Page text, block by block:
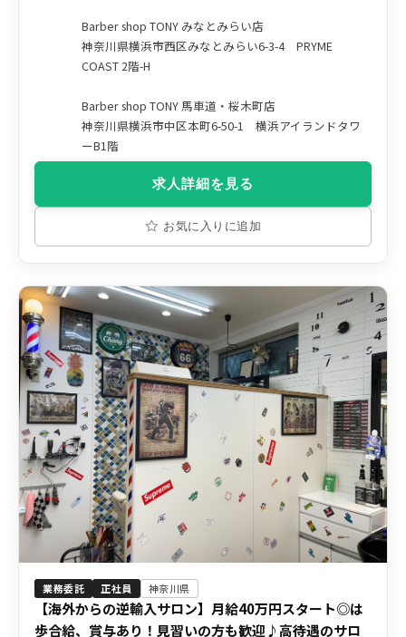
Barber shop TONY みなとみらい店
神奈川県横浜市西区みなとみらい6-3-4 PRYME
COAST 2階-H
Barber shop TONY 馬車道・桜木町店
神奈川県横浜市中区本町6-50-1 横浜アイランドタワ
ーB1階
お気に入りに追加
求人詳細を見る
業務委託 正社員 神奈川県
【海外からの逆輸入サロン】月給40万円スタート◎は
歩合給、賞与あり！見習いの方も歓迎♪高待遇のサロ